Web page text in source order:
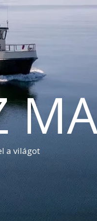
a világot